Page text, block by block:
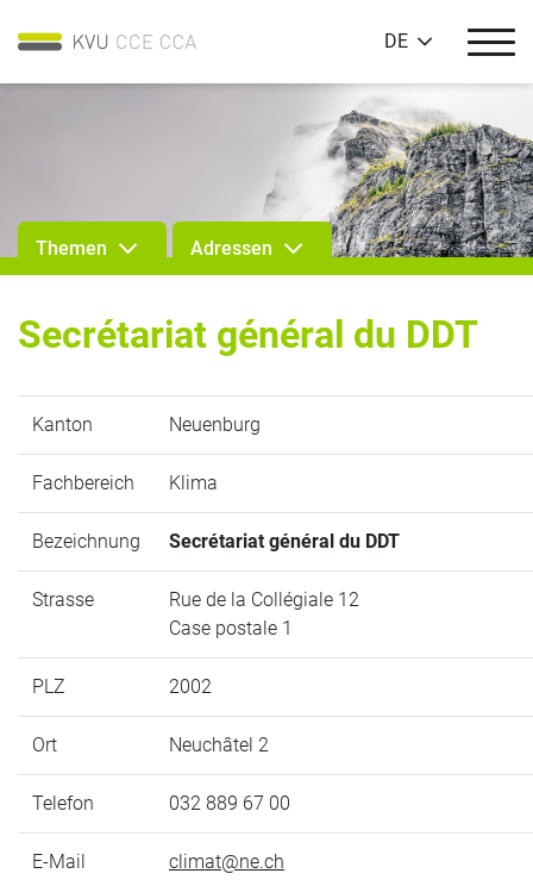
DE
Themen Adressen
Secrétariat général du DDT
Kanton Neuenburg
Fachbereich Klima
Bezeichnung Secrétariat général du DDT
Strasse
Rue de la Collégiale 12
Case postale 1
PLZ 2002
Ort Neuchâtel 2
Telefon 032 889 67 00
E-Mail climat@ne.ch